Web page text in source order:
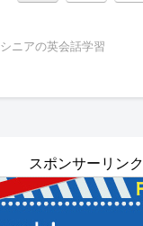
シニアの英会話学習
スポンサーリンク